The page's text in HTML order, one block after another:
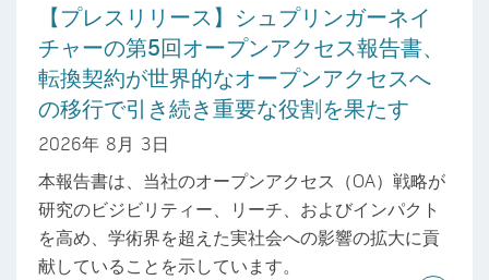
【プレスリリース】シュプリンガーネイ
チャーの第5回オープンアクセス報告書、
転換契約が世界的なオープンアクセスへ
の移行で引き続き重要な役割を果たす
2026年 8月 3日
本報告書は、当社のオープンアクセス（OA）戦略が
研究のビジビリティー、リーチ、およびインパクト
を高め、学術界を超えた実社会への影響の拡大に貢
献していることを示しています。